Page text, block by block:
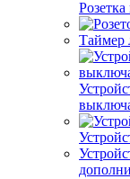
Таймер